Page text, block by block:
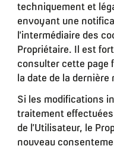
techniquement et
envoyant une
l’intermédiaire des
Propriétaire. Il est
consulter cette page
la date de la
Si les modifications
traitement
de l’Utilisateur, le
nouveau